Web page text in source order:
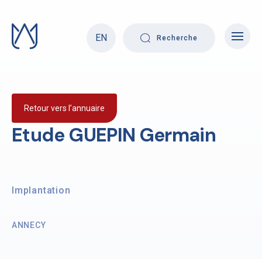
content
EN
Recherche
Etude GUEPIN Germain
Retour vers l’annuaire
Implantation
ANNECY